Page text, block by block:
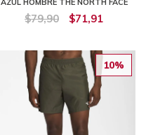
$79,90 $71,91
10%